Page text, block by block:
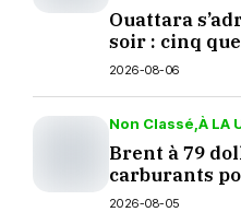
Ouattara
soir : cinq
2026-08-06
Non Classé À LA
Brent à 79
carburants
septembre ?
2026-08-05